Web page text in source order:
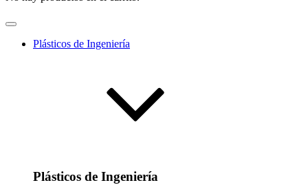
Plásticos de Ingeniería
Plásticos de Ingeniería